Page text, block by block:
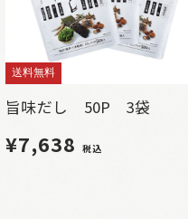
送料無料
旨味だし 50P 3袋
¥7,638 税込